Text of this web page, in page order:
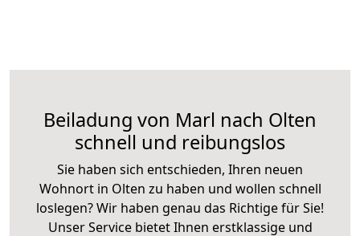
Beiladung von Marl nach Olten
schnell und reibungslos
Sie haben sich entschieden, Ihren neuen
Wohnort in Olten zu haben und wollen schnell
loslegen? Wir haben genau das Richtige für Sie!
Unser Service bietet Ihnen erstklassige und